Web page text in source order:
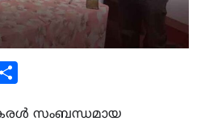
സംബന്ധമായ